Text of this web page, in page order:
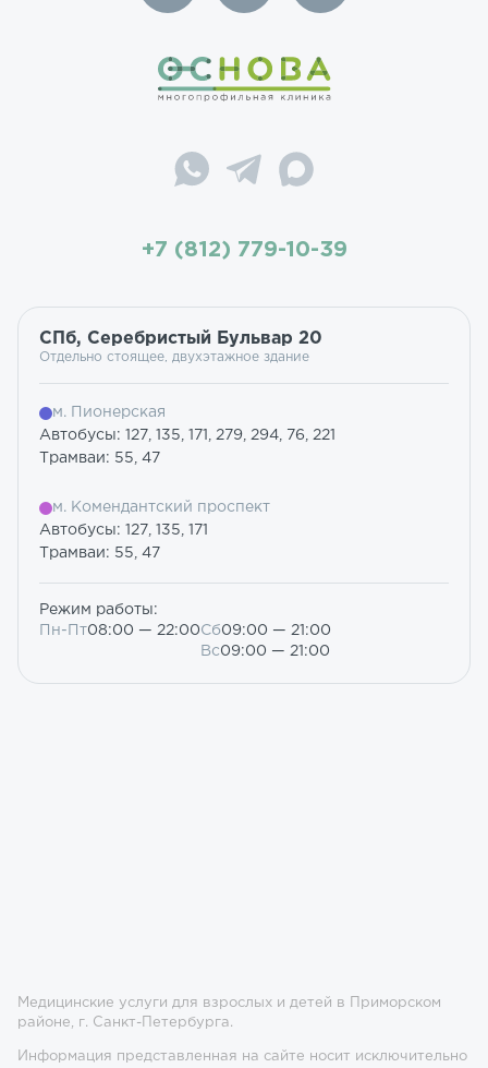
+7 (812) 779-10-39
СПб, Серебристый Бульвар 20
Отдельно стоящее, двухэтажное здание
м. Пионерская
Автобусы: 127, 135, 171, 279, 294, 76, 221
Трамваи: 55, 47
м. Комендантский проспект
Автобусы: 127, 135, 171
Трамваи: 55, 47
Режим работы:
Пн-Пт08:00 — 22:00Сб09:00 — 21:00
Вс09:00 — 21:00
Медицинские услуги для взрослых и детей в Приморском
районе, г. Санкт-Петербурга.
Информация представленная на сайте носит исключительно